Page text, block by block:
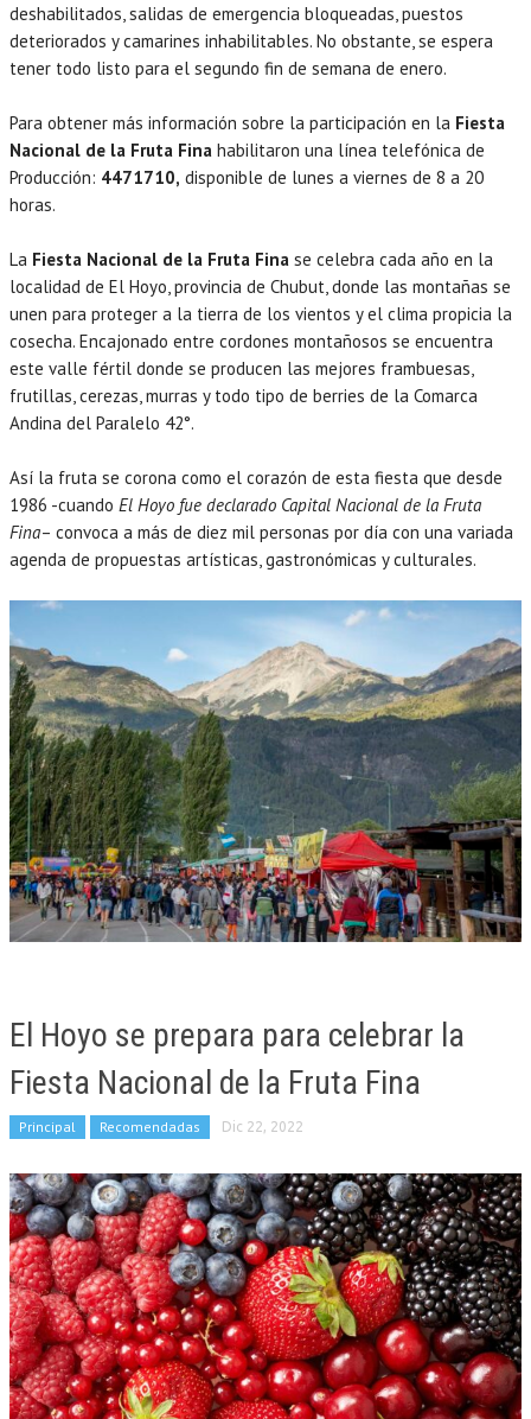
deshabilitados, salidas de emergencia bloqueadas, puestos
deteriorados y camarines inhabilitables. No obstante, se espera
tener todo listo para el segundo fin de semana de enero.
Para obtener más información sobre la participación en la Fiesta
Nacional de la Fruta Fina habilitaron una línea telefónica de
Producción: 4471710, disponible de lunes a viernes de 8 a 20
horas.
La Fiesta Nacional de la Fruta Fina se celebra cada año en la
localidad de El Hoyo, provincia de Chubut, donde las montañas se
unen para proteger a la tierra de los vientos y el clima propicia la
cosecha. Encajonado entre cordones montañosos se encuentra
este valle fértil donde se producen las mejores frambuesas,
frutillas, cerezas, murras y todo tipo de berries de la Comarca
Andina del Paralelo 42°.
Así la fruta se corona como el corazón de esta fiesta que desde
1986 -cuando El Hoyo fue declarado Capital Nacional de la Fruta
Fina– convoca a más de diez mil personas por día con una variada
agenda de propuestas artísticas, gastronómicas y culturales.
El Hoyo se prepara para celebrar la
Fiesta Nacional de la Fruta Fina
Principal Recomendadas Dic 22, 2022